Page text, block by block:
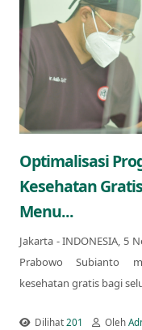
Optimalisasi
Kesehatan
Menu...
Jakarta - INDONESIA, 5
Prabowo Subianto
kesehatan gratis bagi
Dilihat201 Oleh